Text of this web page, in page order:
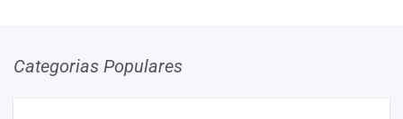
Categorias Populares